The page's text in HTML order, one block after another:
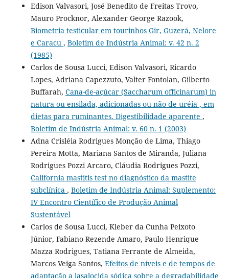
Edison Valvasori, José Benedito de Freitas Trovo,
Mauro Procknor, Alexander George Razook,
Biometria testicular em tourinhos Gir, Guzerá, Nelore
e Caracu , Boletim de Indústria Animal: v. 42 n. 2
(1985)
Carlos de Sousa Lucci, Edison Valvasori, Ricardo
Lopes, Adriana Capezzuto, Valter Fontolan, Gilberto
Buffarah, Cana-de-açúcar (Saccharum officinarum) in
natura ou ensilada, adicionadas ou não de uréia , em
dietas para ruminantes. Digestibilidade aparente ,
Boletim de Indústria Animal: v. 60 n. 1 (2003)
Adna Crisléia Rodrigues Monção de Lima, Thiago
Pereira Motta, Mariana Santos de Miranda, Juliana
Rodrigues Pozzi Arcaro, Cláudia Rodrigues Pozzi,
California mastitis test no diagnóstico da mastite
subclínica , Boletim de Indústria Animal: Suplemento:
IV Encontro Científico de Produção Animal
Sustentável
Carlos de Sousa Lucci, Kleber da Cunha Peixoto
Júnior, Fabiano Rezende Amaro, Paulo Henrique
Mazza Rodrigues, Tatiana Ferrante de Almeida,
Marcos Veiga Santos, Efeitos de níveis e de tempos de
adaptação a lasalocida sódica sobre a degradabilidade